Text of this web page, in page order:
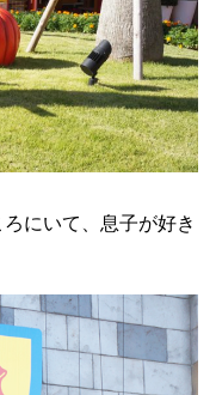
にいて、息子が好き